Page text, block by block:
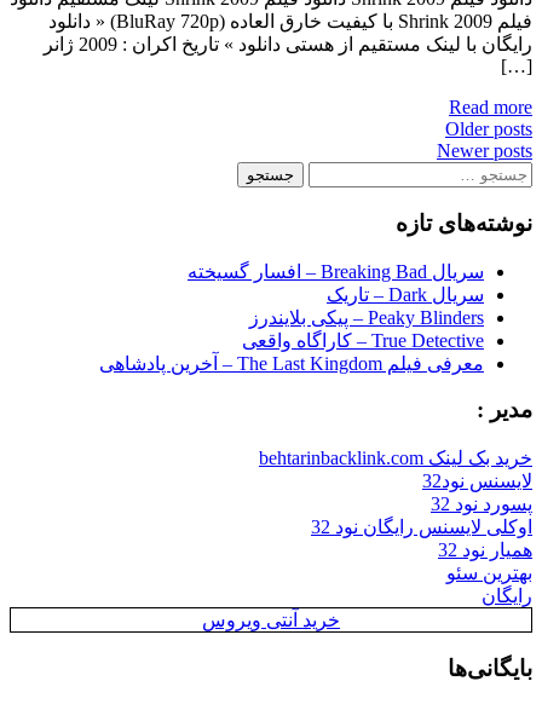
فیلم Shrink 2009 با کیفیت خارق العاده (BluRay 720p) « دانلود
رایگان با لینک مستقیم از هستی دانلود » تاریخ اکران : 2009 ژانر
[…]
Read more
Posts
navigation
Older posts
Newer posts
جستجو
نوشته‌های تازه
سریال Breaking Bad – افسار گسیخته
سریال Dark – تاریک
Peaky Blinders – پیکی بلایندرز
True Detective – کاراگاه واقعی
معرفی فیلم The Last Kingdom – آخرین پادشاهی
مدیر :
خرید بک لینک behtarinbacklink.com
لایسنس نود32
پسورد نود 32
اوکلی لایسنس رایگان نود 32
همیار نود 32
بهترین سئو
رایگان
خرید آنتی ویروس
بایگانی‌ها